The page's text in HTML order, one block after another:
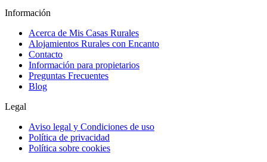
Información
Acerca de Mis Casas Rurales
Alojamientos Rurales con Encanto
Contacto
Información para propietarios
Preguntas Frecuentes
Blog
Legal
Aviso legal y Condiciones de uso
Política de privacidad
Política sobre cookies